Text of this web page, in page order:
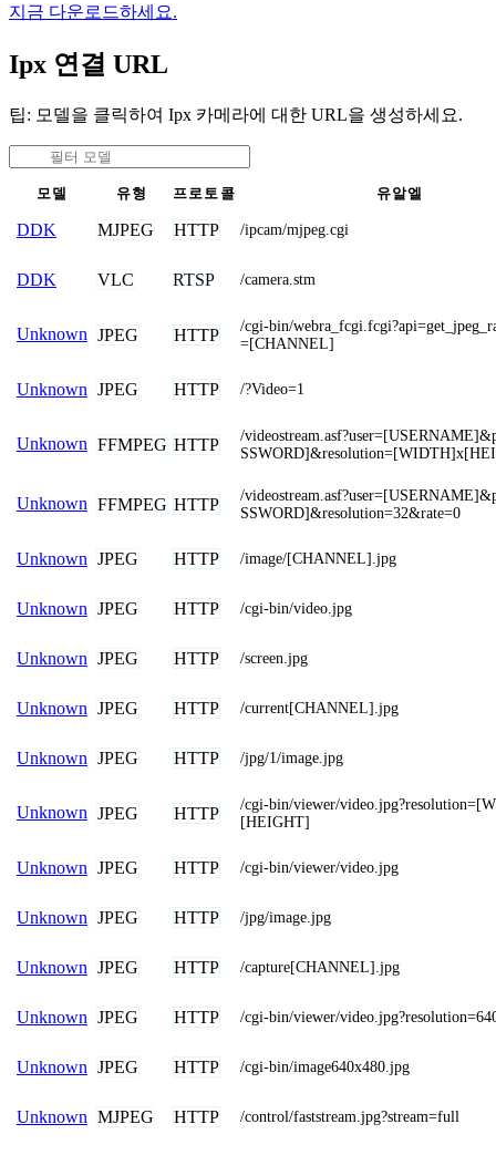
지금 다운로드하세요.
Ipx 연결 URL
팁: 모델을 클릭하여 Ipx 카메라에 대한 URL을 생성하세요.
모델 유형 프로토콜 유알엘
DDK MJPEG HTTP /ipcam/mjpeg.cgi
DDK VLC RTSP /camera.stm
Unknown JPEG HTTP
/cgi-bin/
=[CHANNEL]
Unknown JPEG HTTP /?Video=1
Unknown FFMPEG HTTP
/
Unknown FFMPEG HTTP
/
SSWORD]&resolution=32&rate=0
Unknown JPEG HTTP /image/[CHANNEL].jpg
Unknown JPEG HTTP /cgi-bin/video.jpg
Unknown JPEG HTTP /screen.jpg
Unknown JPEG HTTP /current[CHANNEL].jpg
Unknown JPEG HTTP /jpg/1/image.jpg
Unknown JPEG HTTP
/cgi-bin/viewer/
[HEIGHT]
Unknown JPEG HTTP /cgi-bin/viewer/video.jpg
Unknown JPEG HTTP /jpg/image.jpg
Unknown JPEG HTTP /capture[CHANNEL].jpg
Unknown JPEG HTTP /cgi-bin/viewer/
Unknown JPEG HTTP /cgi-bin/image640x480.jpg
Unknown MJPEG HTTP /control/faststream.jpg?stream=full